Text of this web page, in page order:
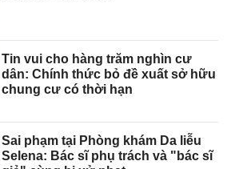
Tin vui cho hàng trăm nghìn cư
dân: Chính thức bỏ đề xuất sở hữu
chung cư có thời hạn
Sai phạm tại Phòng khám Da liễu
Selena: Bác sĩ phụ trách và "bác sĩ